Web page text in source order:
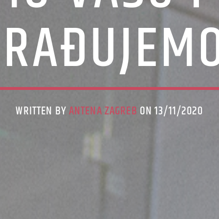
WRITTEN BYANTENA ZAGREB ON 13/11/2020